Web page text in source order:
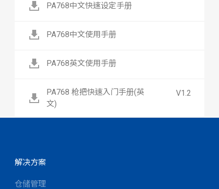
PA768中文快速设定手册
PA768中文使用手册
PA768英文使用手册
PA768 枪把快速入门手册(英
文)
V1.2
解决方案
仓储管理